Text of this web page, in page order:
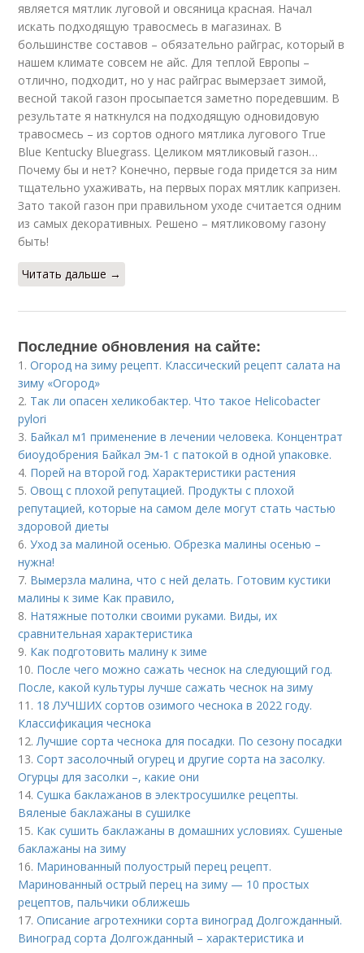
является мятлик луговой и овсяница красная. Начал
искать подходящую травосмесь в магазинах. В
большинстве составов – обязательно райграс, который в
нашем климате совсем не айс. Для теплой Европы –
отлично, подходит, но у нас райграс вымерзает зимой,
весной такой газон просыпается заметно поредевшим. В
результате я наткнулся на подходящую одновидовую
травосмесь – из сортов одного мятлика лугового True
Blue Kentucky Bluegrass. Целиком мятликовый газон…
Почему бы и нет? Конечно, первые года придется за ним
тщательно ухаживать, на первых порах мятлик капризен.
Зато такой газон при правильном уходе считается одним
из самых декоративных. Решено – мятликовому газону
быть!
Читать дальше →
Последние обновления на сайте:
1.Огород на зиму рецепт. Классический рецепт салата на
зиму «Огород»
2. Так ли опасен хеликобактер. Что такое Helicobacter
pylori
3. Байкал м1 применение в лечении человека. Концентрат
биоудобрения Байкал Эм-1 с патокой в одной упаковке.
4. Порей на второй год. Характеристики растения
5.Овощ с плохой репутацией. Продукты с плохой
репутацией, которые на самом деле могут стать частью
здоровой диеты
6.Уход за малиной осенью. Обрезка малины осенью –
нужна!
7. Вымерзла малина, что с ней делать. Готовим кустики
малины к зиме Как правило,
8. Натяжные потолки своими руками. Виды, их
сравнительная характеристика
9. Как подготовить малину к зиме
10. После чего можно сажать чеснок на следующий год.
После, какой культуры лучше сажать чеснок на зиму
11. 18 ЛУЧШИХ сортов озимого чеснока в 2022 году.
Классификация чеснока
12.Лучшие сорта чеснока для посадки. По сезону посадки
13.Сорт засолочный огурец и другие сорта на засолку.
Огурцы для засолки –, какие они
14.Сушка баклажанов в электросушилке рецепты.
Вяленые баклажаны в сушилке
15. Как сушить баклажаны в домашних условиях. Сушеные
баклажаны на зиму
16. Маринованный полуострый перец рецепт.
Маринованный острый перец на зиму — 10 простых
рецептов, пальчики оближешь
17.Описание агротехники сорта виноград Долгожданный.
Виноград сорта Долгожданный – характеристика и